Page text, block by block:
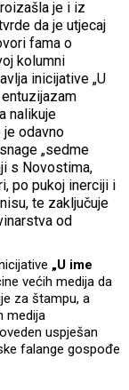
je i iz
da je utjecaj
fama o
kolumni
inicijative „U
nalikuje
je odavno
„sedme
s Novostima,
po pukoj inerciji i
te zaključuje
od
„U ime
većih medija da
za štampu, a
medija
uspješan
falange gospođe